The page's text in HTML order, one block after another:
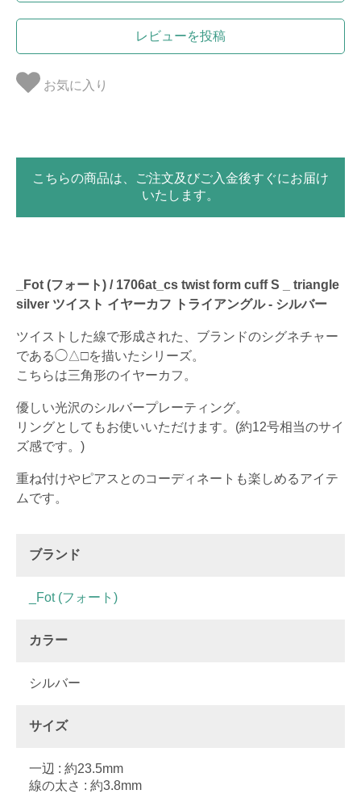
レビューを投稿
お気に入り
こちらの商品は、ご注文及びご入金後すぐにお届け
いたします。
_Fot (フォート) / 1706at_cs twist form cuff S _ triangle
silver ツイスト イヤーカフ トライアングル - シルバー
ツイストした線で形成された、ブランドのシグネチャー
である◯△□を描いたシリーズ。
こちらは三角形のイヤーカフ。
優しい光沢のシルバープレーティング。
リングとしてもお使いいただけます。(約12号相当のサイ
ズ感です。)
重ね付けやピアスとのコーディネートも楽しめるアイテ
ムです。
ブランド
_Fot (フォート)
カラー
シルバー
サイズ
一辺 : 約23.5mm
線の太さ : 約3.8mm